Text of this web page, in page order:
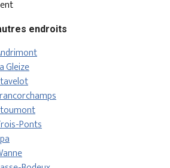
endroits
Gleize
Ponts